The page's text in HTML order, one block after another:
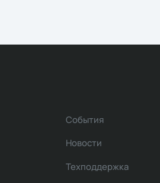
События
Новости
Техподдержка